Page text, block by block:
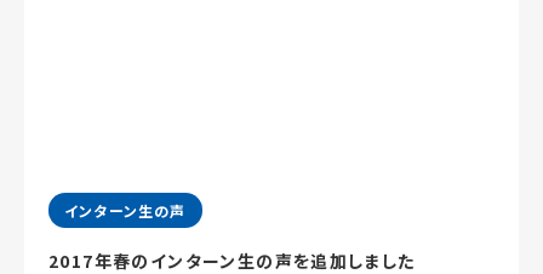
インターン生の声
2017年春のインターン生の声を追加しました